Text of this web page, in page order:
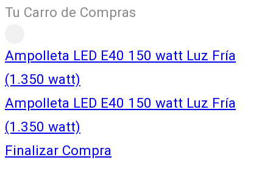
Tu Carro de Compras
Ampolleta LED E40 150 watt Luz Fría
(1.350 watt)
Ampolleta LED E40 150 watt Luz Fría
(1.350 watt)
Finalizar Compra